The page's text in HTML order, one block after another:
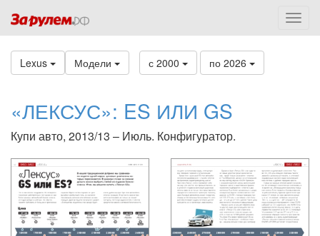
Lexus Модели с 2000 по 2026
«ЛЕКСУС»: ES ИЛИ GS
Купи авто, 2013/13 – Июль. Конфигуратор.